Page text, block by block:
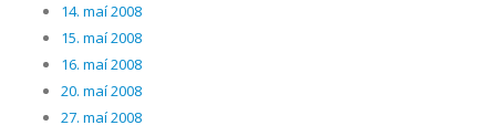
14. maí 2008
15. maí 2008
16. maí 2008
20. maí 2008
27. maí 2008